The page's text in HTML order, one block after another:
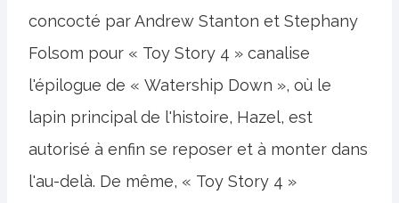
concocté par Andrew Stanton et Stephany
Folsom pour « Toy Story 4 » canalise
l'épilogue de « Watership Down », où le
lapin principal de l'histoire, Hazel, est
autorisé à enfin se reposer et à monter dans
l'au-delà. De même, « Toy Story 4 »